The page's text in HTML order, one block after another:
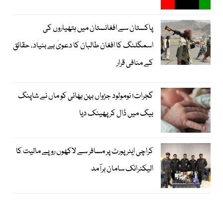
پاکستان سے افغانستان میں ہتھیاروں کی
اسمگلنگ کا افغان طالبان کا دعویٰ بے بنیاد، حقائق
کے منافی قرار
گجرات؛ نومولود جڑواں بہن بھائی کو ماں نے شاپنگ
بیگ میں ڈال کر پھینک دیا
کراچی ایئرپورٹ پر مسافر سے لاکھوں روپے مالیت کا
الیکٹرانک سامان برآمد